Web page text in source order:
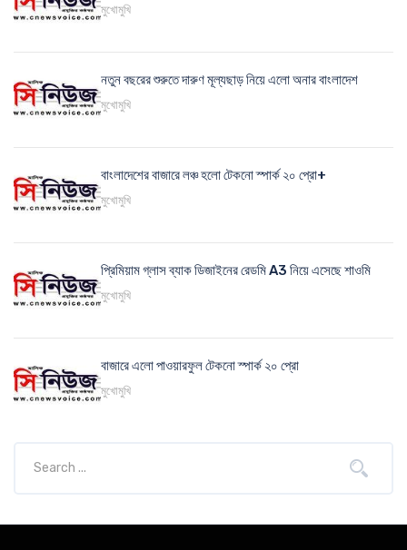
মুখোমুখি
নতুন বছরের শুরুতে দারুণ মূল্যছাড় নিয়ে এলো অনার বাংলাদেশ
মুখোমুখি
বাংলাদেশের বাজারে লঞ্চ হলো টেকনো স্পার্ক ২০ প্রো+
মুখোমুখি
প্রিমিয়াম গ্লাস ব্যাক ডিজাইনের রেডমি A3 নিয়ে এসেছে শাওমি
মুখোমুখি
বাজারে এলো পাওয়ারফুল টেকনো স্পার্ক ২০ প্রো
মুখোমুখি